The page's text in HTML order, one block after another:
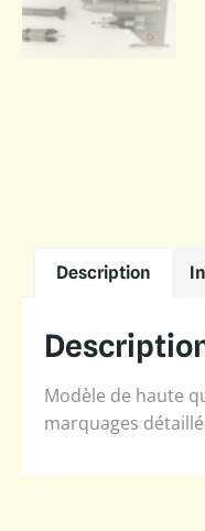
Description
Modèle de haute
marquages